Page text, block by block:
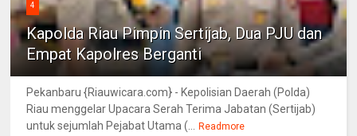
4
Kapolda Riau Pimpin Sertijab, Dua PJU dan
Empat Kapolres Berganti
Pekanbaru {Riauwicara.com} - Kepolisian Daerah (Polda)
Riau menggelar Upacara Serah Terima Jabatan (Sertijab)
untuk sejumlah Pejabat Utama (... Readmore